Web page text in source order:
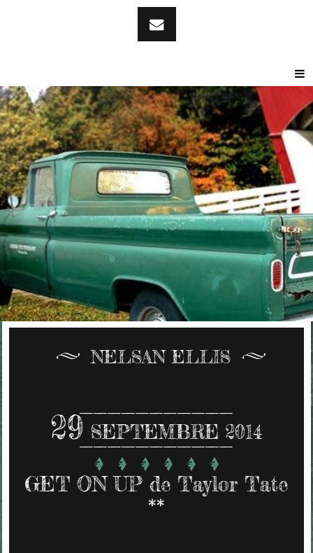
NELSAN ELLIS
29 SEPTEMBRE 2014
GET ON UP de Taylor Tate
**